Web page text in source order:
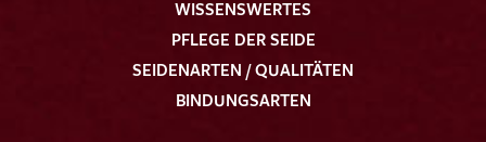
WISSENSWERTES
PFLEGE DER SEIDE
SEIDENARTEN / QUALITÄTEN
BINDUNGSARTEN